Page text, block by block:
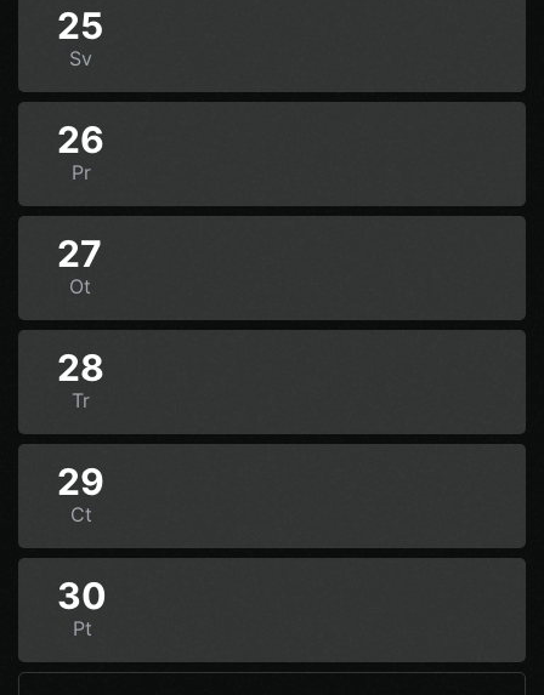
25
Sv
26
Pr
27
Ot
28
Tr
29
Ct
30
Pt